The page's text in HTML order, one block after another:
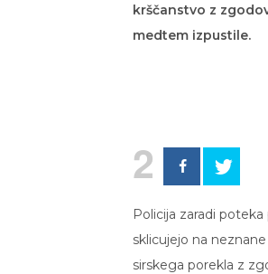
krščanstvo z
medtem izpustile.
2
Policija zaradi
sklicujejo na
sirskega porekla z